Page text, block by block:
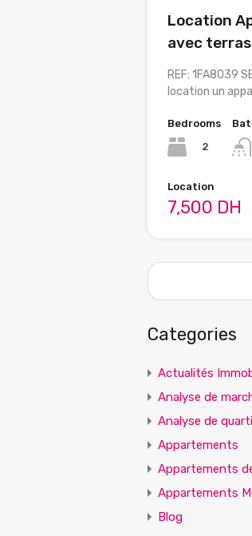
Location
avec
REF: 1FA8039
location un
Bedrooms
2
Location
7,500 DH
Categories
Actualités
Analyse de
Analyse de
Appartements
Appartements
Appartements
Blog